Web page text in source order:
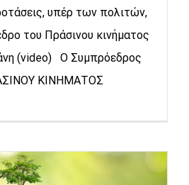
υπέρ των πολιτών,
του Πράσινου κινήματος
(video) Ο Συμπρόεδρος
ΚΙΝΗΜΑΤΟΣ